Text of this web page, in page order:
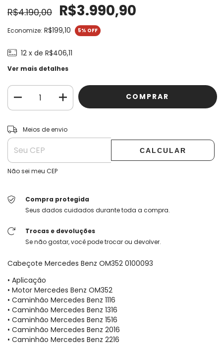
R$4.190,00 R$3.990,90
Economize: R$199,10 5% OFF
12 x de R$406,11
Ver mais detalhes
Entregas para o CEP:
Meios de envio
CALCULAR
Não sei meu CEP
Compra protegida
Seus dados cuidados durante toda a compra.
Trocas e devoluções
Se não gostar, você pode trocar ou devolver.
Cabeçote Mercedes Benz OM352 0100093
• Aplicação
• Motor Mercedes Benz OM352
• Caminhão Mercedes Benz 1116
• Caminhão Mercedes Benz 1316
• Caminhão Mercedes Benz 1516
• Caminhão Mercedes Benz 2016
• Caminhão Mercedes Benz 2216